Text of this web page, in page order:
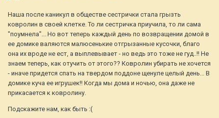
Наша после каникул в обществе сестрички стала грызть
ковролин в своей клетке. То ли сестричка приучила, то ли сама
"поумнела"... Но вот теперь каждый день по возвращении домой в
ее домике валяются малюсенькие отгрызанные кусочки, благо
она их вроде не ест, а выплевывает - но ведь это тоже не гуд..!! Не
знаем теперь, как отучить от этого?? Ковролин убирать не хочется
- иначе придется спать на твердом поддоне щенуле целый день... В
домике куча ее игрушек!! Когда мы дома и ночью, она даже не
прикасается к ковролину.
Подскажите нам, как быть :(